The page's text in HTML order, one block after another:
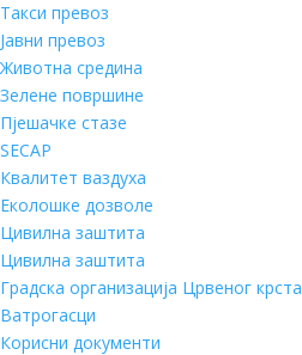
Такси превоз
Јавни превоз
Животна средина
Зелене површине
Пјешачке стазе
SECAP
Квалитет ваздуха
Еколошке дозволе
Цивилна заштита
Цивилна заштита
Градска организација Црвеног крста
Ватрогасци
Корисни документи